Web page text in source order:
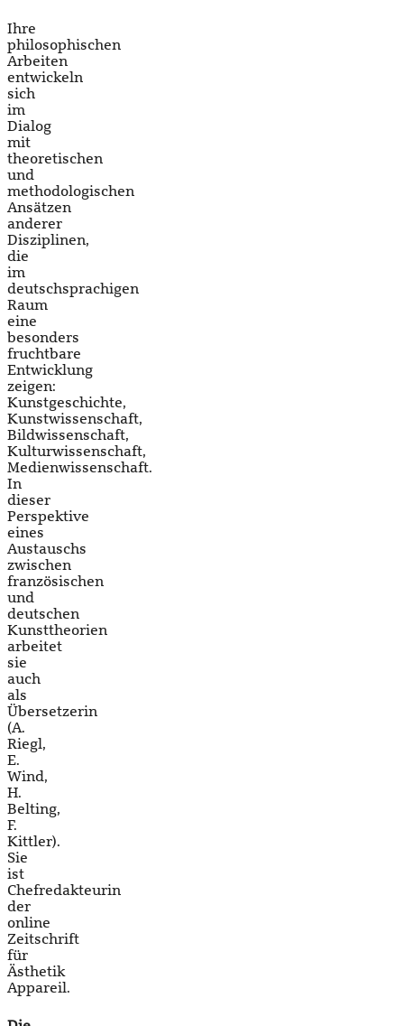
Ihre
philosophischen
Arbeiten
entwickeln
sich
im
Dialog
mit
theoretischen
und
methodologischen
Ansätzen
anderer
Disziplinen,
die
im
deutschsprachigen
Raum
eine
besonders
fruchtbare
Entwicklung
zeigen:
Kunstgeschichte,
Kunstwissenschaft,
Bildwissenschaft,
Kulturwissenschaft,
Medienwissenschaft.
In
dieser
Perspektive
eines
Austauschs
zwischen
französischen
und
deutschen
Kunsttheorien
arbeitet
sie
auch
als
Übersetzerin
(A.
Riegl,
E.
Wind,
H.
Belting,
F.
Kittler).
Sie
ist
Chefredakteurin
der
online
Zeitschrift
für
Ästhetik
Appareil.